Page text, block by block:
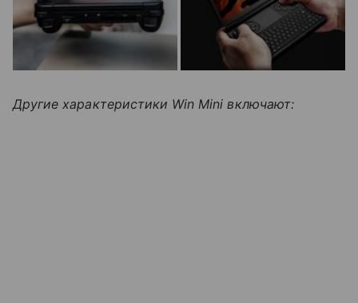
Другие характеристики Win Mini включают: